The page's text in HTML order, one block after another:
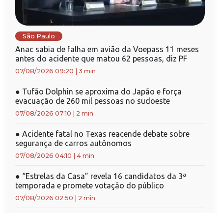
São Paulo
Anac sabia de falha em avião da Voepass 11 meses
antes do acidente que matou 62 pessoas, diz PF
07/08/2026 09:20 | 3 min
● Tufão Dolphin se aproxima do Japão e força
evacuação de 260 mil pessoas no sudoeste
07/08/2026 07:10 | 2 min
● Acidente fatal no Texas reacende debate sobre
segurança de carros autônomos
07/08/2026 04:10 | 4 min
● “Estrelas da Casa” revela 16 candidatos da 3ª
temporada e promete votação do público
07/08/2026 02:50 | 2 min